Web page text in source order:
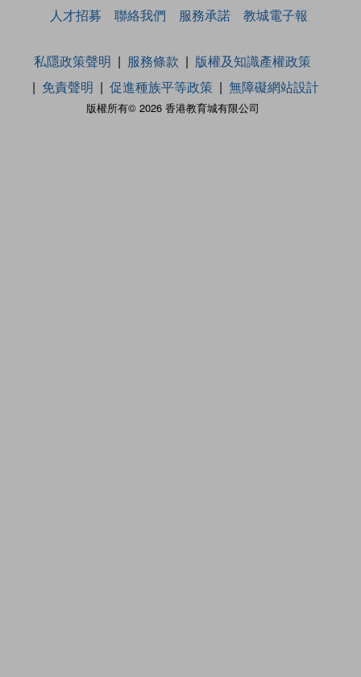
人才招募
聯絡我們 服務承諾 教城電子報
版權所有© 2026 香港教育城有限公司
私隱政策聲明 服務條款
版權及知識產權政策
免責聲明
促進種族平等政策 無障礙網站設計